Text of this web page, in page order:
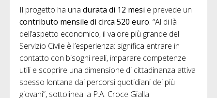
Il progetto ha una durata di 12 mesi e prevede un
contributo mensile di circa 520 euro. “Al di là
dell’aspetto economico, il valore più grande del
Servizio Civile è l’esperienza: significa entrare in
contatto con bisogni reali, imparare competenze
utili e scoprire una dimensione di cittadinanza attiva
spesso lontana dai percorsi quotidiani dei più
giovani”, sottolinea la P.A. Croce Gialla